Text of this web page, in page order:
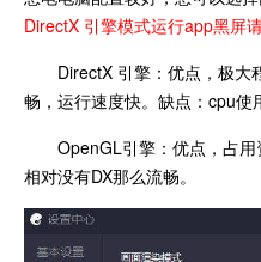
DirectX 引擎模式运行app黑屏
DirectX 引擎：优点，极大
畅，运行速度快。缺点：cpu使
OpenGL引擎：优点，占用
相对没有DX那么流畅。